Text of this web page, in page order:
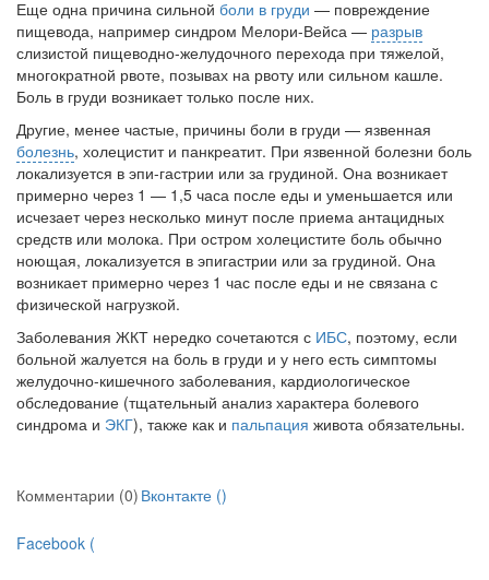
родителей в
больничной палате
бесплатно, в течении всего срока лечения...
Еще одна причина сильной боли в груди — повреждение
пищевода, например синдром Мелори-Вейса — разрыв
слизистой пищеводно-желудочного перехода при тяжелой,
многократной рвоте, позывах на рвоту или сильном кашле.
Боль в груди возникает только после них.
Другие, менее частые, причины боли в груди — язвенная
болезнь, хо­лецистит и панкреатит. При язвенной болезни боль
локализуется в эпи-гастрии или за грудиной. Она возникает
примерно через 1 — 1,5 часа пос­ле еды и уменьшается или
исчезает через несколько минут после приема антацидных
средств или молока. При остром холецистите боль обычно
ноющая, локализуется в эпигастрии или за грудиной. Она
возникает при­мерно через 1 час после еды и не связана с
физической нагрузкой.
Заболевания ЖКТ нередко сочетаются с ИБС, поэтому, если
больной жалуется на боль в груди и у него есть симптомы
желудочно-кишечного за­болевания, кардиологическое
обследование (тщательный анализ характера болевого
синдрома и ЭКГ), также как и пальпация живота обязательны.
Комментарии (0) Вконтакте ()
Facebook (